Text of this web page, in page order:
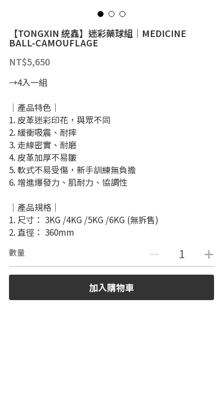
槓鈴｜特殊槓
臥推椅｜抬腿器
雪橇車
戰繩｜彈力繩｜TRX
舉重輔助器材
健身專用地材
空間規劃｜客製化
客製化器材
【TONGXIN 統鑫】迷彩藥球組｜MEDICINE
BALL-CAMOUFLAGE
NT$5,650
→4入一組
｜產品特色｜
1. 皮革迷彩印花，與眾不同
2. 緩衝吸震、耐摔
3. 走線密實、耐磨
4. 皮革加厚不易皺
5. 軟式不易受傷，新手訓練無負擔
6. 增進爆發力、肌耐力、協調性
｜產品規格｜
1. 尺寸： 3KG /4KG /5KG /6KG (無拆售)
2. 直徑： 360mm
數量
加入購物車